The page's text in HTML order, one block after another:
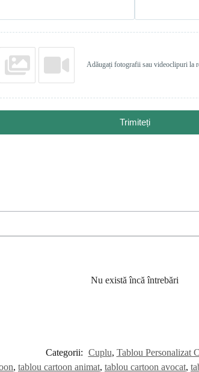
Adăugați fotografii sau videoclipuri la
Trimiteți
Nu există încă întrebări
Categorii: Cuplu, Tablou Personalizat
, tablou cartoon animat, tablou cartoon avocat,